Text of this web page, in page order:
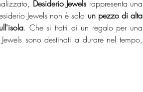
Desiderio Jewels rappresenta una
Jewels non è solo un pezzo di alta
. Che si tratti di un regalo per una
sono destinati a durare nel tempo,